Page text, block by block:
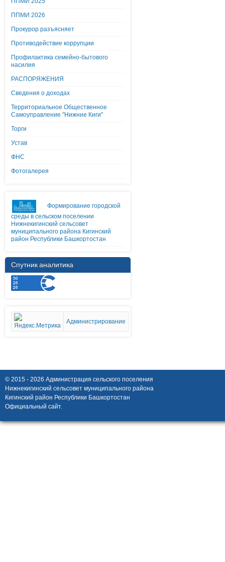
ППМИ 2026
Прокурор разъясняет
Противодействие коррупции
Профилактика семейно-бытового
насилия
РАСПОРЯЖЕНИЯ
Сведения о доходах
Территориальное Общественное
Самоуправление "Нижние Киги"
Торги
Устав
ФНС
Фотогалерея
Формирование городской
среды в сельском поселении
Нижнекигинский сельсовет
муниципального района Кигинский
район Республики Башкортостан
Спутник аналитика
Администрирование
© 2015 - 2026 Администрация сельского поселения
Нижнекигинский сельсовет муниципального района
Кигинский район Республики Башкортостан
Официальный сайт.